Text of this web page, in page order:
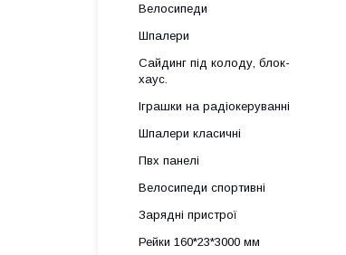
Велосипеди
Шпалери
Сайдинг під колоду, блок-
хаус.
Іграшки на радіокеруванні
Шпалери класичні
Пвх панелі
Велосипеди спортивні
Зарядні пристрої
Рейки 160*23*3000 мм